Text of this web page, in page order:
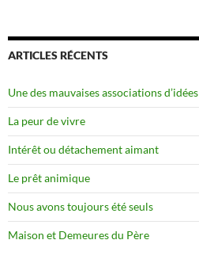
ARTICLES RÉCENTS
Une des mauvaises associations d’idées
La peur de vivre
Intérêt ou détachement aimant
Le prêt animique
Nous avons toujours été seuls
Maison et Demeures du Père